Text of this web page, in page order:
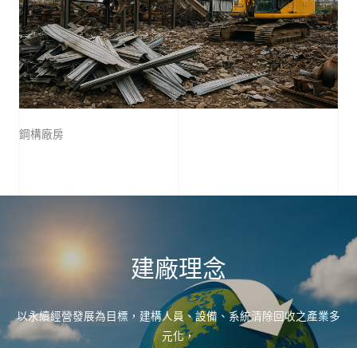
鋼構廠房
建廠理念
以永續經營發展為目標，建構人員、設備、系統清除回收之產業多
元化，